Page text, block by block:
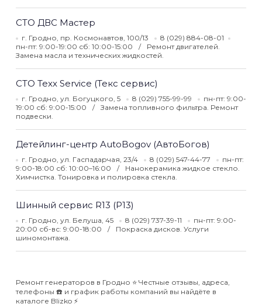
СТО ДВС Мастер
г. Гродно, пр. Космонавтов, 100/13
8 (029) 884-08-01
пн-пт: 9:00-19:00 сб: 10:00-15:00
Ремонт двигателей.
Замена масла и технических жидкостей.
СТО Texx Service (Текс сервис)
г. Гродно, ул. Богуцкого, 5 8 (029) 755-99-99
пн-пт: 9:00-
19:00 сб: 9:00-15:00
Замена топливного фильтра. Ремонт
подвески.
Детейлинг-центр AutoBogov (АвтоБогов)
г. Гродно, ул. Гаспадарчая, 23/4 8 (029) 547-44-77
пн-пт:
9:00-18:00 сб: 10:00–16:00
Нанокерамика жидкое стекло.
Химчистка. Тонировка и полировка стекла.
Шинный сервис R13 (Р13)
г. Гродно, ул. Белуша, 45 8 (029) 737-39-11
пн-пт: 9:00-
20:00 сб-вс: 9:00-18:00
Покраска дисков. Услуги
шиномонтажа.
Ремонт генераторов в Гродно ⭐️ Честные отзывы, адреса,
телефоны ☎️ и график работы компаний вы найдёте в
каталоге Blizko ⚡️